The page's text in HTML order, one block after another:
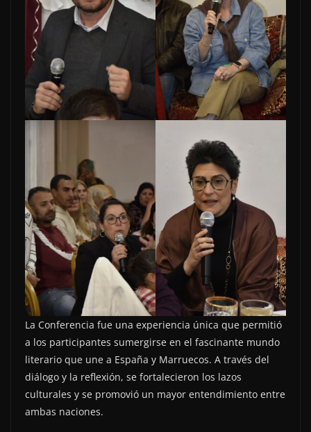
La Conferencia fue una experiencia única que permitió
a los participantes sumergirse en el fascinante mundo
literario que une a España y Marruecos. A través del
diálogo y la reflexión, se fortalecieron los lazos
culturales y se promovió un mayor entendimiento entre
ambas naciones.